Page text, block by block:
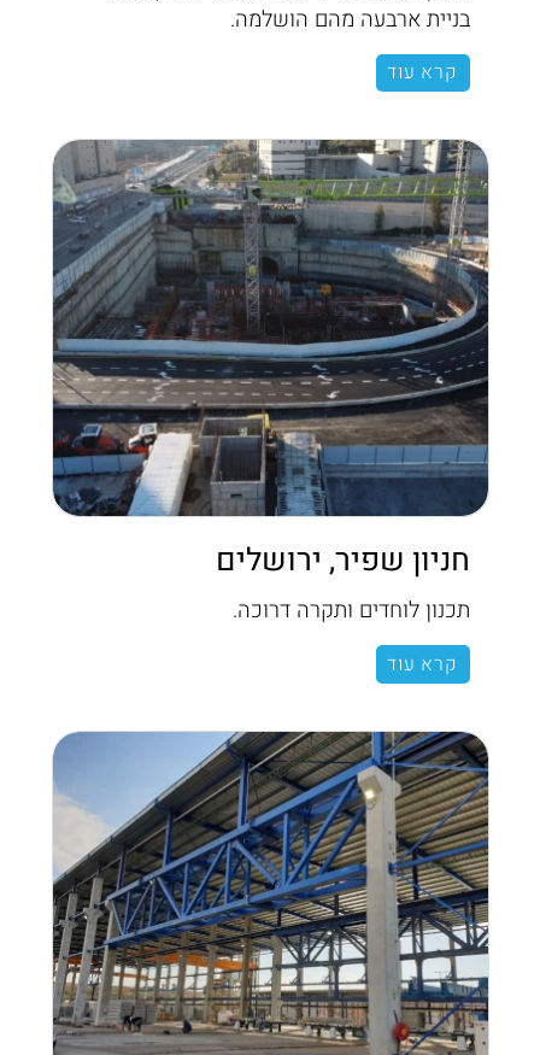
בניית ארבעה מהם הושלמה.
קרא עוד
חניון שפיר, ירושלים
תכנון לוחדים ותקרה דרוכה.
קרא עוד